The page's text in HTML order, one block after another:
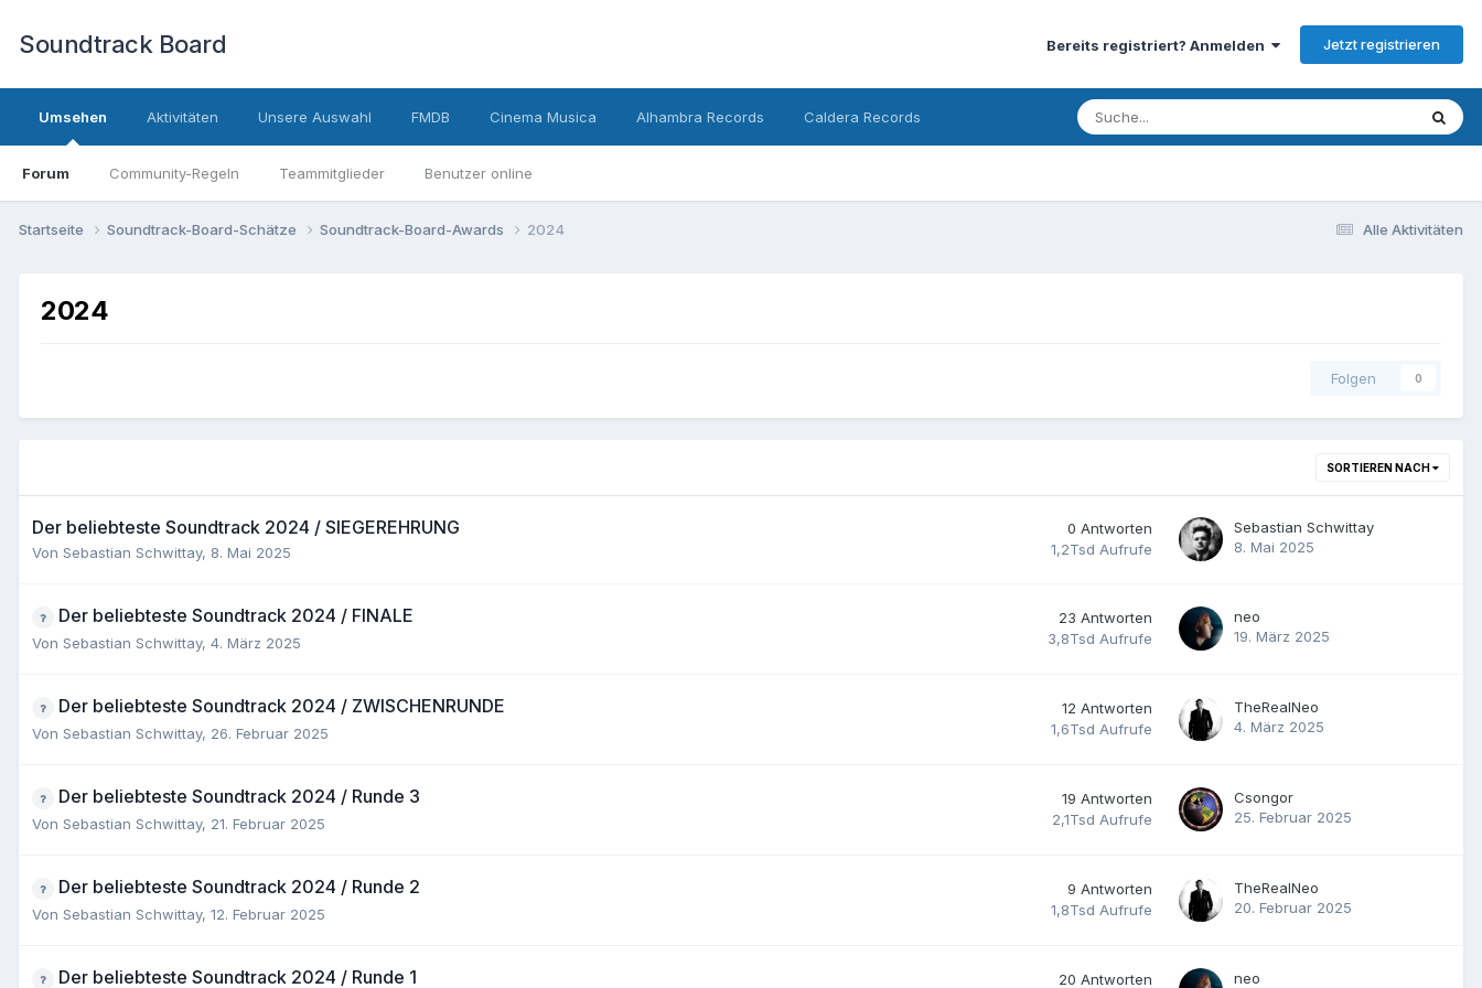
Soundtrack Board Bereits registriert? Anmelden Jetzt registrieren
Umsehen
Forum Community-Regeln Teammitglieder Benutzer online
Aktivitäten Unsere Auswahl FMDB Cinema Musica Alhambra Records Caldera Records
Alle Aktivitäten
Startseite Soundtrack-Board-Schätze Soundtrack-Board-Awards 2024
2024
Folgen 0
SORTIEREN NACH
Der beliebteste Soundtrack 2024 / SIEGEREHRUNG
Von Sebastian Schwittay, 8. Mai 2025
0 Antworten
1,2Tsd Aufrufe
Sebastian Schwittay
8. Mai 2025
Der beliebteste Soundtrack 2024 / FINALE
Von Sebastian Schwittay, 4. März 2025
23 Antworten
3,8Tsd Aufrufe
neo
19. März 2025
Der beliebteste Soundtrack 2024 / ZWISCHENRUNDE
Von Sebastian Schwittay, 26. Februar 2025
12 Antworten
1,6Tsd Aufrufe
TheRealNeo
4. März 2025
Der beliebteste Soundtrack 2024 / Runde 3
Von Sebastian Schwittay, 21. Februar 2025
19 Antworten
2,1Tsd Aufrufe
Csongor
25. Februar 2025
Der beliebteste Soundtrack 2024 / Runde 2
Von Sebastian Schwittay, 12. Februar 2025
9 Antworten
1,8Tsd Aufrufe
TheRealNeo
20. Februar 2025
Der beliebteste Soundtrack 2024 / Runde 1 20 Antworten neo